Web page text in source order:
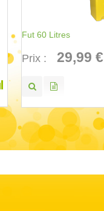
Fut 60 Litres
Prix : 29,99 €